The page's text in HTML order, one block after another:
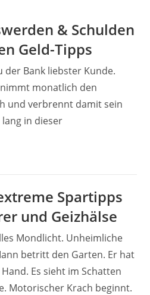
& Schulden
Geld-Tipps
Bank liebster Kunde.
monatlich den
und verbrennt damit sein
lang in dieser
Spartipps
und Geizhälse
Mondlicht. Unheimliche
betritt den Garten. Er hat
Es sieht im Schatten
Motorischer Krach beginnt.